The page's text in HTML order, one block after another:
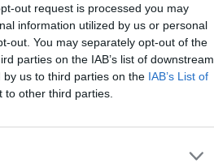
out request is processed you may
information utilized by us or personal
out. You may separately opt-out of the
parties on the IAB’s list of downstream
us to third parties on the IAB’s List of
other third parties.
notamment
quotidien
de l’eau.
compliquée,
astuces